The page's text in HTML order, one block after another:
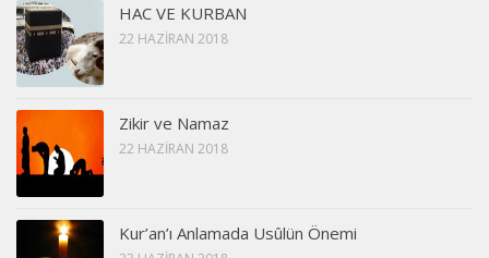
HAC VE KURBAN
22 HAZIRAN 2018
Zikir ve Namaz
22 HAZIRAN 2018
Kur’an’ı Anlamada Usûlün Önemi